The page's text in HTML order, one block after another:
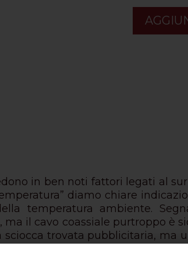
in ben noti fattori legati al
diamo chiare
temperatura ambiente.
il cavo coassiale purtroppo è
trovata pubblicitaria, ma
ma le trasmissioni ne
discussioni con i vicini che si